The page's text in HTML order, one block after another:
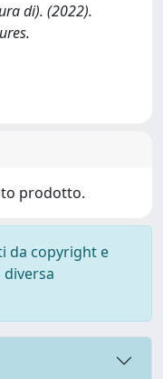
di). (2022).
prodotto.
da copyright e